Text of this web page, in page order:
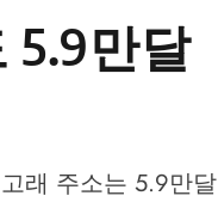
5.9만달
래 주소는 5.9만달